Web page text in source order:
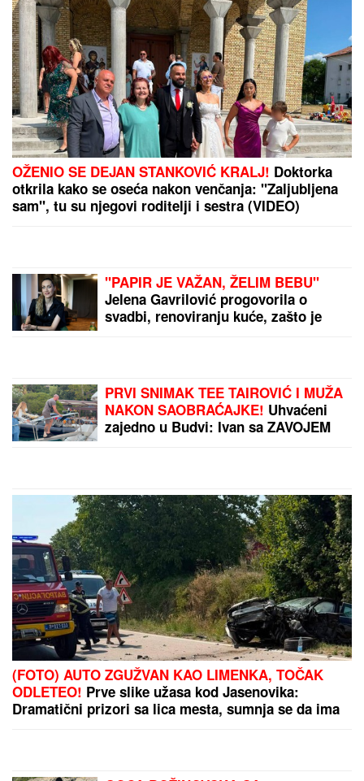
SMANJE GRAMAŽU, A
CENA NA RAFU OSTANE
ISTA: Uovoj zemlji
trgovci dobijaju novu
obavezu koja im se neće
dopasti
EKSPO 2027:Ekspo
Slavlje u domu Dragana
Stankovića 4 dana nakon
što je VERIO DEVOJKU
Čestitke se nižu: "Biću
PREPORUKA ZA VAS
OŽENIO SE DEJAN STANKOVIĆ KRALJ!Doktorka